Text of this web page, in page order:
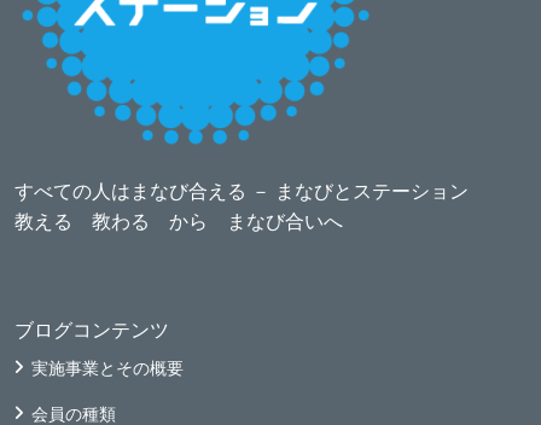
すべての人はまなび合える － まなびとステーション
教える 教わる から まなび合いへ
ブログコンテンツ
実施事業とその概要
会員の種類